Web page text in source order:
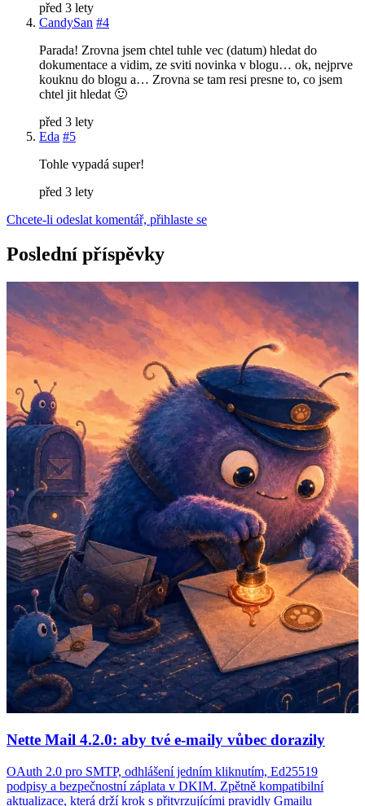
před 3 lety
CandySan #4
Parada! Zrovna jsem chtel tuhle vec (datum) hledat do
dokumentace a vidim, ze sviti novinka v blogu… ok, nejprve
kouknu do blogu a… Zrovna se tam resi presne to, co jsem
chtel jit hledat 🙂
před 3 lety
Eda #5
Tohle vypadá super!
před 3 lety
Chcete-li odeslat komentář, přihlaste se
Poslední příspěvky
Nette Mail 4.2.0: aby tvé e-maily vůbec dorazily
OAuth 2.0 pro SMTP, odhlášení jedním kliknutím, Ed25519
podpisy a bezpečnostní záplata v DKIM. Zpětně kompatibilní
aktualizace, která drží krok s přitvrzujícími pravidly Gmailu